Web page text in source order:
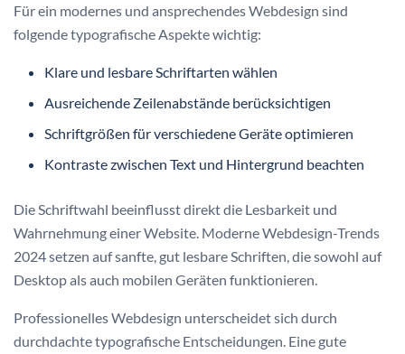
Für ein modernes und ansprechendes Webdesign sind
folgende typografische Aspekte wichtig:
Klare und lesbare Schriftarten wählen
Ausreichende Zeilenabstände berücksichtigen
Schriftgrößen für verschiedene Geräte optimieren
Kontraste zwischen Text und Hintergrund beachten
Die Schriftwahl beeinflusst direkt die Lesbarkeit und
Wahrnehmung einer Website. Moderne Webdesign-Trends
2024 setzen auf sanfte, gut lesbare Schriften, die sowohl auf
Desktop als auch mobilen Geräten funktionieren.
Professionelles Webdesign unterscheidet sich durch
durchdachte typografische Entscheidungen. Eine gute